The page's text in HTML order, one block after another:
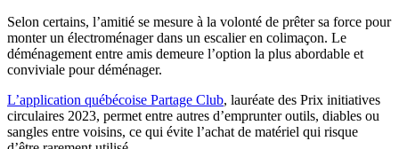
Selon certains, l’amitié se mesure à la volonté de prêter sa force pour
monter un électroménager dans un escalier en colimaçon. Le
déménagement entre amis demeure l’option la plus abordable et
conviviale pour déménager.
L’application québécoise Partage Club, lauréate des Prix initiatives
circulaires 2023, permet entre autres d’emprunter outils, diables ou
sangles entre voisins, ce qui évite l’achat de matériel qui risque